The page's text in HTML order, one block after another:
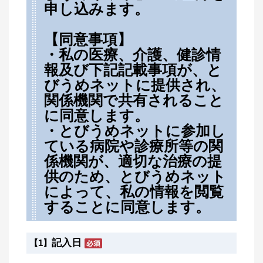
申し込みます。
【同意事項】
・私の医療、介護、健診情
報及び下記記載事項が、と
びうめネットに提供され、
関係機関で共有されること
に同意します。
・とびうめネットに参加し
ている病院や診療所等の関
係機関が、適切な治療の提
供のため、とびうめネット
によって、私の情報を閲覧
することに同意します。
【1】 記入日